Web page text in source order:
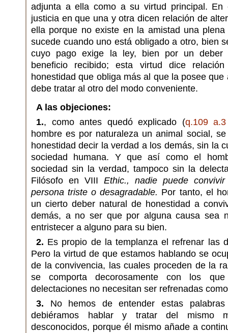
adjunta a ella como a su virtud principal. En
justicia en que una y otra dicen relación de
ella porque no existe en la amistad una
sucede cuando uno está obligado a otro, bien
cuyo pago exige la ley, bien por un deber
beneficio recibido; esta virtud dice
honestidad que obliga más al que la posee
debe tratar al otro del modo conveniente.
A las objeciones:
1., como antes quedó explicado (q.109
hombre es por naturaleza un animal social,
honestidad decir la verdad a los demás, sin la
sociedad humana. Y que así como el
sociedad sin la verdad, tampoco sin la
Filósofo en VIII Ethic., nadie puede
persona triste o desagradable. Por tanto, el
un cierto deber natural de honestidad a
demás, a no ser que por alguna causa sea
entristecer a alguno para su bien.
2. Es propio de la templanza el refrenar las
Pero la virtud de que estamos hablando se
de la convivencia, las cuales proceden de la
se comporta decorosamente con los
delectaciones no necesitan ser refrenadas
3. No hemos de entender estas
debiéramos hablar y tratar del mismo
desconocidos, porque él mismo añade a